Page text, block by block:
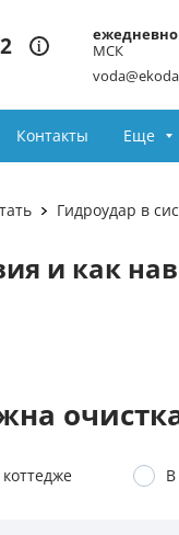
ежедневно
МСК
Контакты Еще
Гидроудар в
и как
коттедже В